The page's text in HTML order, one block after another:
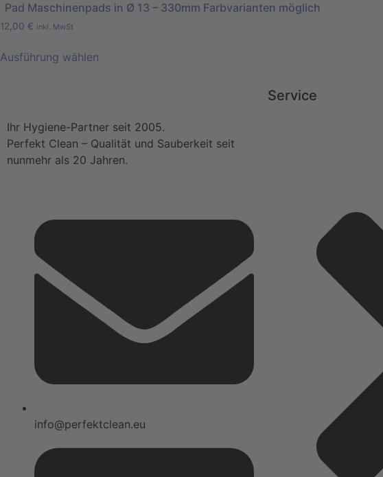
Pad Maschinenpads in Ø 13 – 330mm Farbvarianten möglich
12,00 € inkl. MwSt
Ausführung wählen
Ihr Hygiene-Partner seit 2005.
Perfekt Clean – Qualität und Sauberkeit seit
nunmehr als 20 Jahren.
info@perfektclean.eu
Service